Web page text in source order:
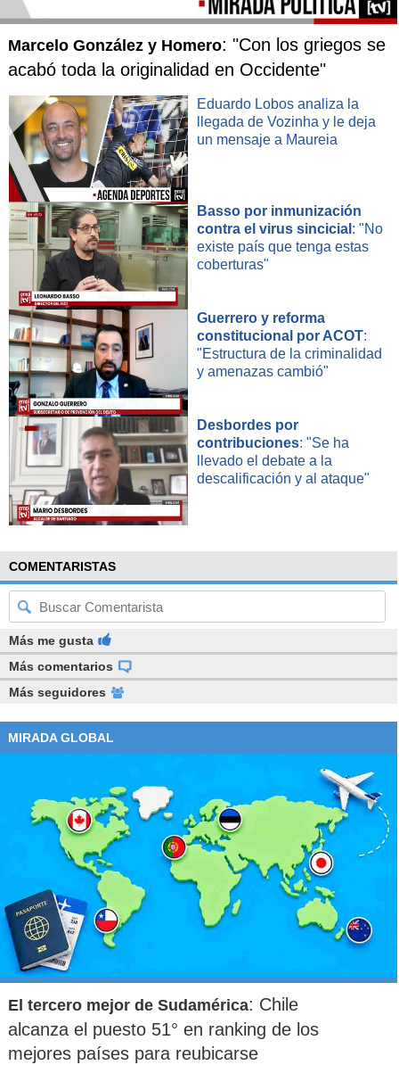
Marcelo González y Homero: "Con los griegos se
acabó toda la originalidad en Occidente"
Eduardo Lobos analiza la
llegada de Vozinha y le deja
un mensaje a Maureia
Basso por inmunización
contra el virus sincicial : "No
existe país que tenga estas
coberturas"
Guerrero y reforma
constitucional por ACOT:
"Estructura de la criminalidad
y amenazas cambió"
Desbordes por
contribuciones: "Se ha
llevado el debate a la
descalificación y al ataque"
COMENTARISTAS
Más me gusta
Más comentarios
Más seguidores
MIRADA GLOBAL
El tercero mejor de Sudamérica: Chile
alcanza el puesto 51° en ranking de los
mejores países para reubicarse